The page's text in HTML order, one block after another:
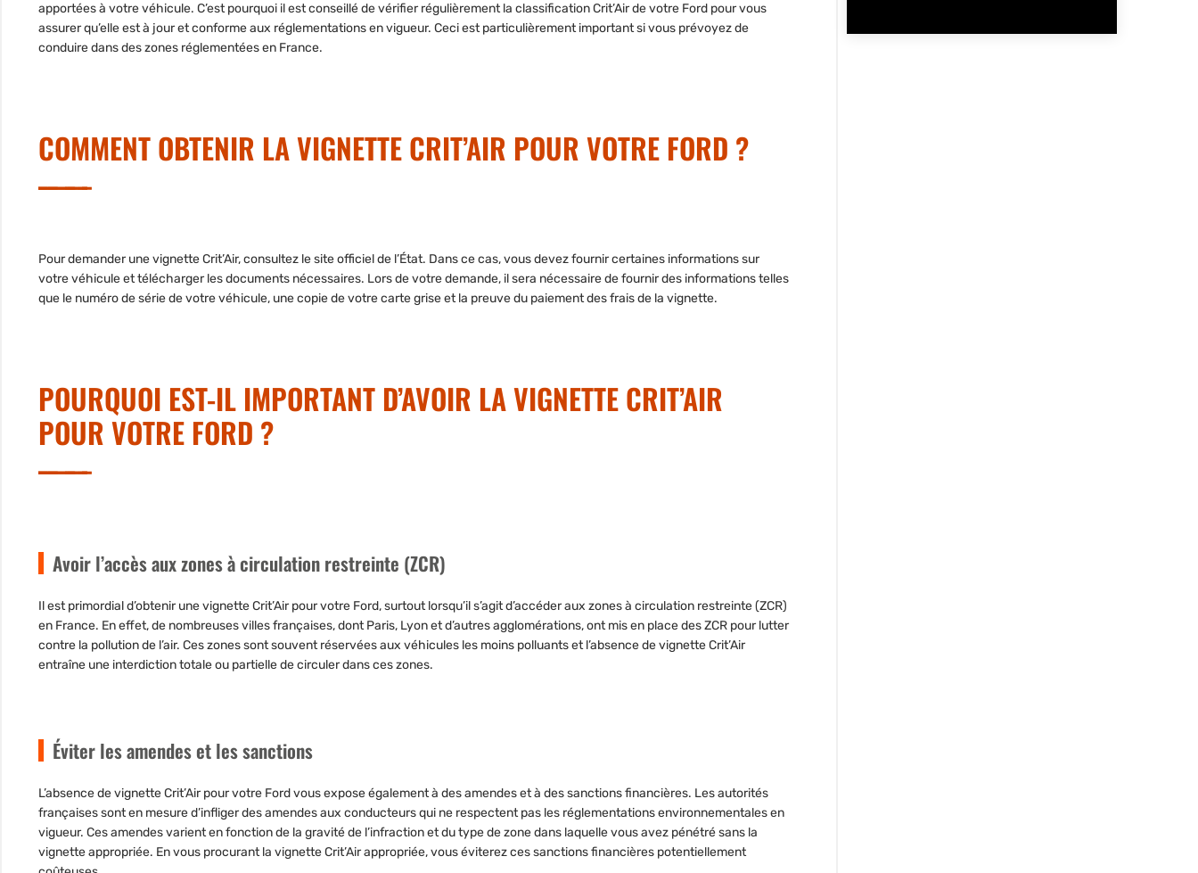
apportées à votre véhicule. C’est pourquoi il est conseillé devérifier régulièrement la classification Crit’Airde votre Ford pour vous
assurer qu’elle est à jour et conforme aux réglementations en vigueur. Ceci est particulièrement important si vous prévoyez de
conduire dans des zones réglementées en France.
COMMENT OBTENIR LA VIGNETTE CRIT’AIR POUR VOTRE FORD ?
Pour demander une vignette Crit’Air,consultez le site officiel de l’État. Dans ce cas, vous devez fournir certaines informations sur
votre véhicule et télécharger les documents nécessaires. Lors de votre demande, il sera nécessaire defournir des informationstelles
que le numéro de série de votre véhicule, une copie de votre carte grise et la preuve du paiement des frais de la vignette.
POURQUOI EST-IL IMPORTANT D’AVOIR LA VIGNETTE CRIT’AIR
POUR VOTRE FORD ?
Avoir l’accès aux zones à circulation restreinte (ZCR)
Il est primordial d’obtenir une vignette Crit’Air pour votre Ford, surtout lorsqu’il s’agit d’accéder aux zones à circulation restreinte (ZCR)
en France. En effet, de nombreuses villes françaises, dont Paris, Lyon et d’autres agglomérations, ont mis en place des ZCR pour lutter
contre la pollution de l’air. Ces zones sont souvent réservées aux véhicules les moins polluants et l’absence de vignette Crit’Air
entraîne une interdiction totale ou partielle de circuler dans ces zones.
Éviter les amendes et les sanctions
L’absence de vignette Crit’Air pour votre Fordvous exposeégalement à des amendeset à des sanctions financières. Les autorités
françaises sont en mesure d’infliger des amendes aux conducteurs qui ne respectent pas les réglementations environnementales en
vigueur. Ces amendes varient en fonction de la gravité de l’infraction et du type de zone dans laquelle vous avez pénétré sans la
vignette appropriée. En vous procurant la vignette Crit’Air appropriée, vous éviterez ces sanctions financières potentiellement